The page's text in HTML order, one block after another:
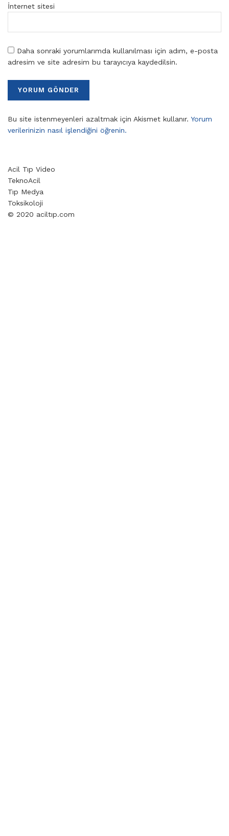
İnternet sitesi
Daha sonraki yorumlarımda kullanılması için adım, e-posta
adresim ve site adresim bu tarayıcıya kaydedilsin.
Bu site istenmeyenleri azaltmak için Akismet kullanır. Yorum
verilerinizin nasıl işlendiğini öğrenin.
Acil Tıp Video
TeknoAcil
Tıp Medya
Toksikoloji
© 2020 aciltıp.com